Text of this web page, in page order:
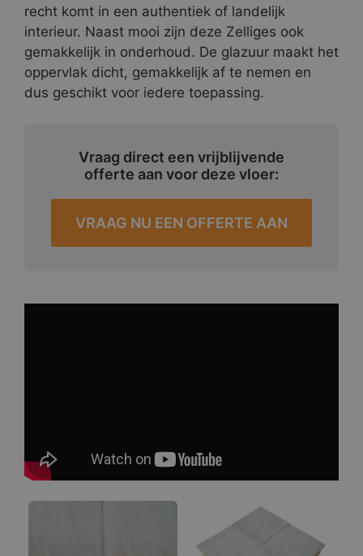
recht komt in een authentiek of landelijk
interieur. Naast mooi zijn deze Zelliges ook
gemakkelijk in onderhoud. De glazuur maakt het
oppervlak dicht, gemakkelijk af te nemen en
dus geschikt voor iedere toepassing.
Vraag direct een vrijblijvende
offerte aan voor deze vloer:
VRAAG NU EEN OFFERTE AAN